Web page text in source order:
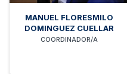
MANUEL FLORESMILO
DOMINGUEZ CUELLAR
COORDINADOR/A